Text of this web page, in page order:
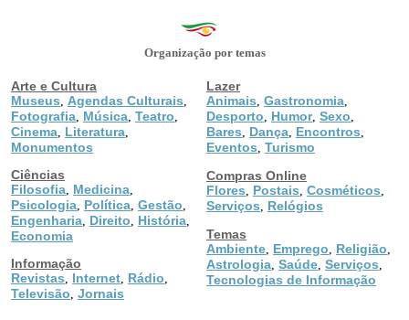
Organização por temas
Arte e Cultura
Museus
Agendas Culturais
Fotografia Música Teatro
Cinema Literatura
Monumentos
Ciências
Filosofia Medicina
Psicologia Política Gestão
Engenharia Direito História
Economia
Informação
Revistas
Internet Rádio
Televisão Jornais
Lazer
Animais Gastronomia
Desporto Humor, Sexo
Bares Dança Encontros
Eventos Turismo
Compras Online
Flores
Postais Cosméticos
Serviços
Relógios
Temas
Ambiente Emprego Religião
Astrologia Saúde Serviços
Tecnologias de Informação